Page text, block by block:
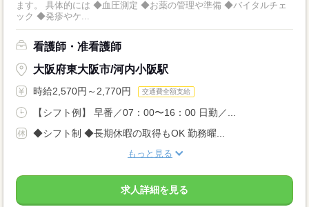
ます。 具体的には ◆血圧測定 ◆お薬の管理や準備 ◆バイタルチェ
ック ◆発疹やケ...
看護師・准看護師
大阪府東大阪市/河内小阪駅
時給2,570円～2,770円 交通費全額支給
【シフト例】 早番／07：00〜16：00 日勤／...
◆シフト制 ◆長期休暇の取得もOK 勤務曜...
もっと見る
求人詳細を見る